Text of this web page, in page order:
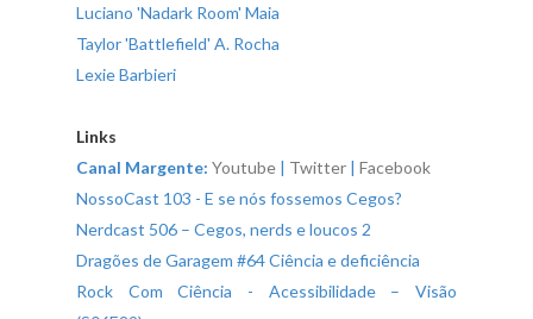
Luciano 'Nadark Room' Maia
Taylor 'Battlefield' A. Rocha
Lexie Barbieri
Links
Canal Margente: Youtube | Twitter | Facebook
NossoCast 103 - E se nós fossemos Cegos?
Nerdcast 506 – Cegos, nerds e loucos 2
Dragões de Garagem #64 Ciência e deficiência
Rock Com Ciência - Acessibilidade – Visão